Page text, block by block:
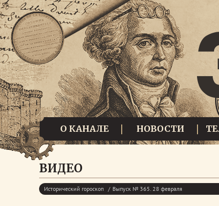
О КАНАЛЕ НОВОСТИ
ВИДЕО
Исторический гороскоп Выпуск № 365. 28 февраля